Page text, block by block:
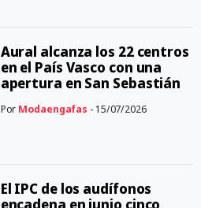
Aural alcanza los 22 centros
en el País Vasco con una
apertura en San Sebastián
Por Modaengafas - 15/07/2026
El IPC de los audífonos
encadena en junio cinco